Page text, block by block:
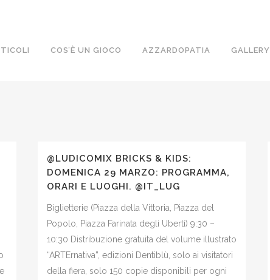
COS’È UN GIOCO AZZARDOPATIA GALLERY
@LUDICOMIX BRICKS & KIDS:
DOMENICA 29 MARZO: PROGRAMMA,
ORARI E LUOGHI. @IT_LUG
Biglietterie (Piazza della Vittoria, Piazza del
Popolo, Piazza Farinata degli Uberti) 9:30 –
10:30 Distribuzione gratuita del volume illustrato
“ARTErnativa”, edizioni Dentiblù, solo ai visitatori
della fiera, solo 150 copie disponibili per ogni